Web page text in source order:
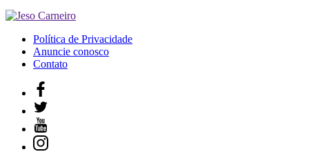
Política de Privacidade
Anuncie conosco
Contato